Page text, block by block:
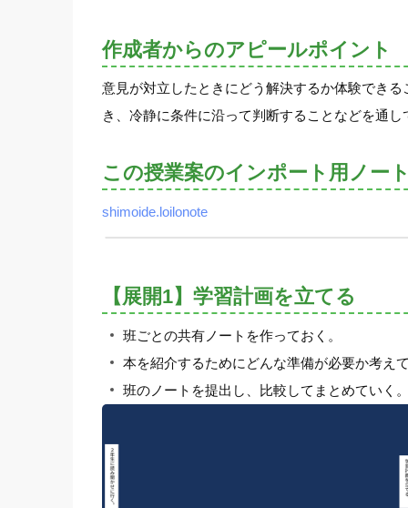
作成者からのアピールポイント
意見が対立したときにどう解決するか体験でき
き、冷静に条件に沿って判断することなどを通
この授業案のインポート用ノー
shimoide.loilonote
【展開1】学習計画を立てる
班ごとの共有ノートを作っておく。
本を紹介するためにどんな準備が必要か考え
班のノートを提出し、比較してまとめていく